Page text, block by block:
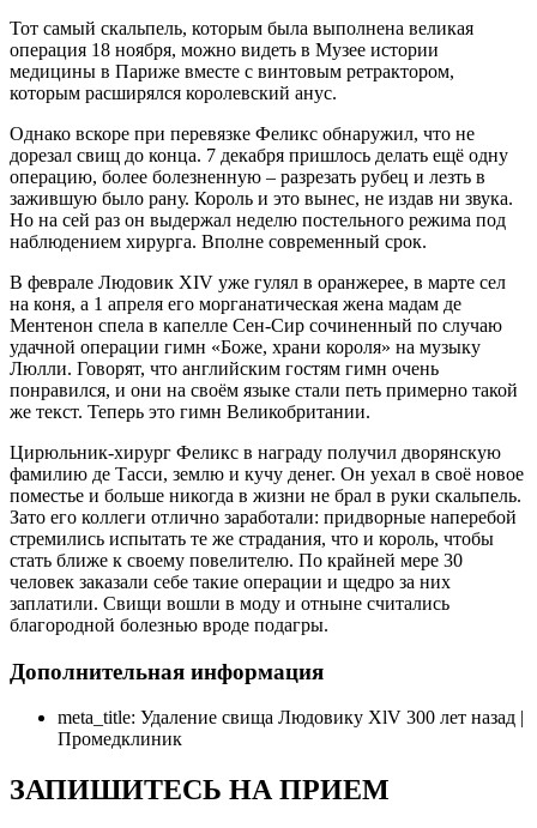
Тот самый скальпель, которым была выполнена великая
операция 18 ноября, можно видеть в Музее истории
медицины в Париже вместе с винтовым ретрактором,
которым расширялся королевский анус.
Однако вскоре при перевязке Феликс обнаружил, что не
дорезал свищ до конца. 7 декабря пришлось делать ещё одну
операцию, более болезненную – разрезать рубец и лезть в
зажившую было рану. Король и это вынес, не издав ни звука.
Но на сей раз он выдержал неделю постельного режима под
наблюдением хирурга. Вполне современный срок.
В феврале Людовик XIV уже гулял в оранжерее, в марте сел
на коня, а 1 апреля его морганатическая жена мадам де
Ментенон спела в капелле Сен-Сир сочиненный по случаю
удачной операции гимн «Боже, храни короля» на музыку
Люлли. Говорят, что английским гостям гимн очень
понравился, и они на своём языке стали петь примерно такой
же текст. Теперь это гимн Великобритании.
Цирюльник-хирург Феликс в награду получил дворянскую
фамилию де Тасси, землю и кучу денег. Он уехал в своё новое
поместье и больше никогда в жизни не брал в руки скальпель.
Зато его коллеги отлично заработали: придворные наперебой
стремились испытать те же страдания, что и король, чтобы
стать ближе к своему повелителю. По крайней мере 30
человек заказали себе такие операции и щедро за них
заплатили. Свищи вошли в моду и отныне считались
благородной болезнью вроде подагры.
Дополнительная информация
meta_title: Удаление свища Людовику ХlV 300 лет назад |
Промедклиник
ЗАПИШИТЕСЬ НА ПРИЕМ